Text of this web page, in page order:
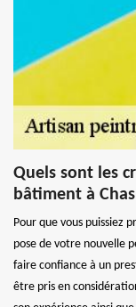
Quels sont les
bâtiment à
Pour que vous puissiez
pose de votre nouvelle
faire confiance à un
être pris en